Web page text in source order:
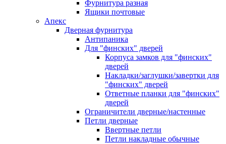
Фурнитура разная
Ящики почтовые
Апекс
Дверная фурнитура
Антипаника
Для "финских" дверей
Корпуса замков для "финских"
дверей
Накладки/заглушки/завертки для
"финских" дверей
Ответные планки для "финских"
дверей
Ограничители дверные/настенные
Петли дверные
Ввертные петли
Петли накладные обычные